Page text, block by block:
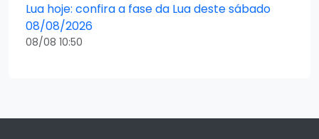
Lua hoje: confira a fase da Lua deste sábado
08/08/2026
08/08 10:50